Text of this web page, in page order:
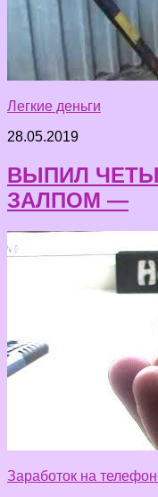
Легкие деньги
28.05.2019
ВЫПИЛ
ЗАЛПОМ —
Заработок на